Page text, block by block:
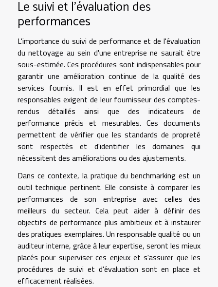
Le suivi et l'évaluation des
performances
L'importance du suivi de performance et de l'évaluation
du nettoyage au sein d'une entreprise ne saurait être
sous-estimée. Ces procédures sont indispensables pour
garantir une amélioration continue de la qualité des
services fournis. Il est en effet primordial que les
responsables exigent de leur fournisseur des comptes-
rendus détaillés ainsi que des indicateurs de
performance précis et mesurables. Ces documents
permettent de vérifier que les standards de propreté
sont respectés et d'identifier les domaines qui
nécessitent des améliorations ou des ajustements.
Dans ce contexte, la pratique du benchmarking est un
outil technique pertinent. Elle consiste à comparer les
performances de son entreprise avec celles des
meilleurs du secteur. Cela peut aider à définir des
objectifs de performance plus ambitieux et à instaurer
des pratiques exemplaires. Un responsable qualité ou un
auditeur interne, grâce à leur expertise, seront les mieux
placés pour superviser ces enjeux et s'assurer que les
procédures de suivi et d'évaluation sont en place et
efficacement réalisées.